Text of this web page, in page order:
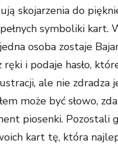
skojarzenia do
symboliki kart.
osoba zostaje
i podaje hasło,
ale nie zdradza
może być słowo,
piosenki. Pozostali
kart tę, która